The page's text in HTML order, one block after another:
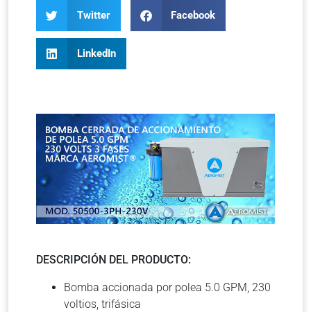
Twitter Facebook
LinkedIn
DESCRIPCIÓN DEL PRODUCTO:
Bomba accionada por polea 5.0 GPM, 230
voltios, trifásica